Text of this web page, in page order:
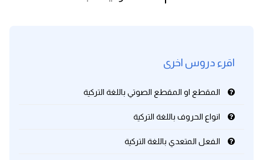
اقرء دروس اخرى
المقطع او المقطع الصوتي باللغة التركية
انواع الحروف باللغة التركية
الفعل المتعدي باللغة التركية